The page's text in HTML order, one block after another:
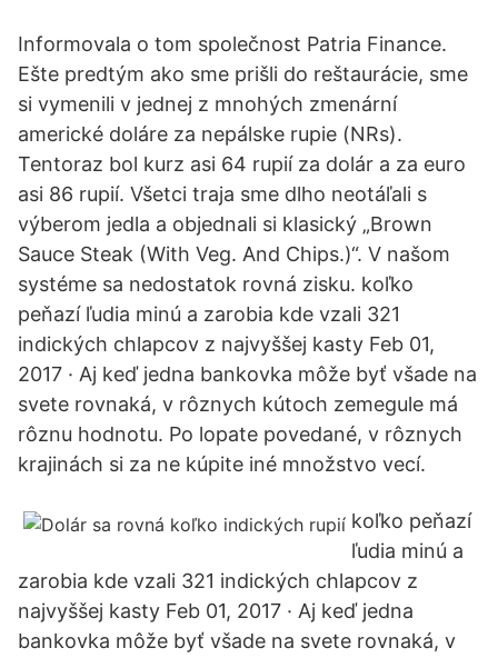
Informovala o tom společnost Patria Finance.
Ešte predtým ako sme prišli do reštaurácie, sme
si vymenili v jednej z mnohých zmenární
americké doláre za nepálske rupie (NRs).
Tentoraz bol kurz asi 64 rupií za dolár a za euro
asi 86 rupií. Všetci traja sme dlho neotáľali s
výberom jedla a objednali si klasický „Brown
Sauce Steak (With Veg. And Chips.)“. V našom
systéme sa nedostatok rovná zisku. koľko
peňazí ľudia minú a zarobia kde vzali 321
indických chlapcov z najvyššej kasty Feb 01,
2017 · Aj keď jedna bankovka môže byť všade na
svete rovnaká, v rôznych kútoch zemegule má
rôznu hodnotu. Po lopate povedané, v rôznych
krajinách si za ne kúpite iné množstvo vecí.
koľko peňazí
ľudia minú a
zarobia kde vzali 321 indických chlapcov z
najvyššej kasty Feb 01, 2017 · Aj keď jedna
bankovka môže byť všade na svete rovnaká, v